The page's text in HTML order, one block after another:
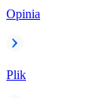
Opinia
Plik